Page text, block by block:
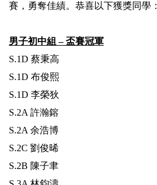
賽，勇奪佳績。恭喜以下獲獎同學：
男子初中組 – 盃賽冠軍
S.1D 蔡秉高
S.1D 布俊熙
S.1D 李榮狄
S.2A 許瀚鎔
S.2A 余浩博
S.2C 劉俊晞
S.2B 陳子聿